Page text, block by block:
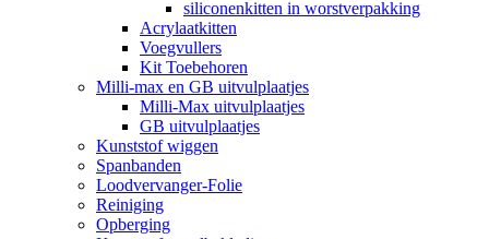
siliconenkitten in worstverpakking
Acrylaatkitten
Voegvullers
Kit Toebehoren
Milli-max en GB uitvulplaatjes
Milli-Max uitvulplaatjes
GB uitvulplaatjes
Kunststof wiggen
Spanbanden
Loodvervanger-Folie
Reiniging
Opberging